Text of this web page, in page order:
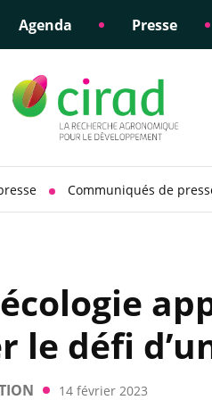
Agenda Presse
politiques
Appui à la
scientifique
éthiques
sociétale
Communiqués de
le défi
14 février 2023